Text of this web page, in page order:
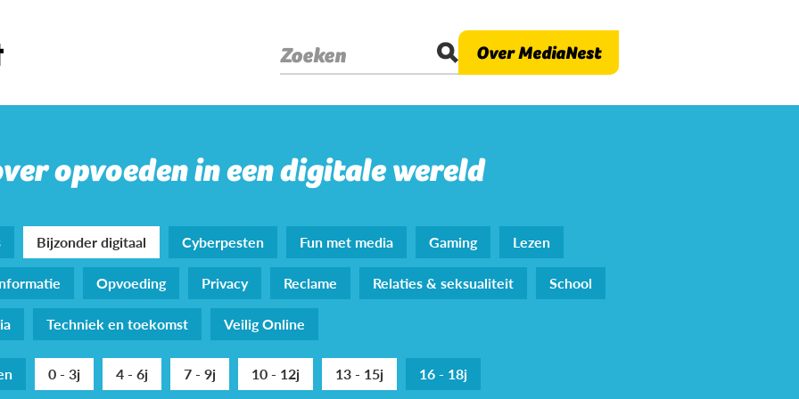
Zoeken Over MediaNest
opvoeden in een digitale wereld
Bijzonder digitaal Cyberpesten Fun met media Gaming
Lezen
Opvoeding Privacy Reclame Relaties & seksualiteit
School
Techniek en toekomst Veilig Online
0 - 3j 4 - 6j 7 - 9j 10 - 12j 13 - 15j 16 - 18j